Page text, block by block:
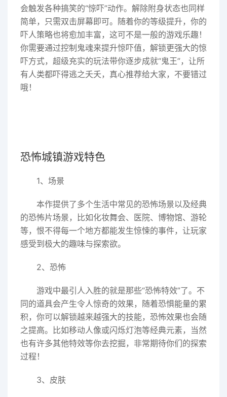
会触发各种搞笑的“惊吓”动作。解除附身状态也同样
简单，只需双击屏幕即可。随着你的等级提升，你的
吓人策略也将愈加丰富，这可不是一般的游戏乐趣！
你需要通过控制鬼魂来提升惊吓值，解锁更强大的惊
吓方式，超级充实的玩法带你逐步成就“鬼王”，让所
有人类都吓得逃之夭夭，真心推荐给大家，不要错过
哦！
恐怖城镇游戏特色
1、场景
本作提供了多个生活中常见的恐怖场景以及经典
的恐怖片场景，比如化妆舞会、医院、博物馆、游轮
等，恨不得每一个地方都能发生惊悚的事件，让玩家
感受到极大的趣味与探索欲。
2、恐怖
游戏中最引人入胜的就是那些“恐怖特效”了。不
同的道具会产生令人惊奇的效果，随着恐惧能量的累
积，你可以解锁越来越强大的技能，恐怖效果也会随
之提高。比如移动人像或闪烁灯泡等经典元素，当然
也有许多其他特效等你去挖掘，非常期待你们的探索
过程！
3、皮肤